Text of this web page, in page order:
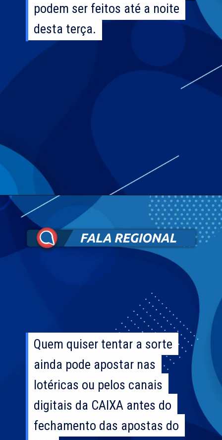
podem ser feitos até a noite
desta terça.
podem ser feitos até a noite
desta terça.
Quem quiser tentar a sorte
ainda pode apostar nas
lotéricas ou pelos canais
digitais da CAIXA antes do
fechamento das apostas do
Quem quiser tentar a sorte
ainda pode apostar nas
lotéricas ou pelos canais
digitais da CAIXA antes do
fechamento das apostas do